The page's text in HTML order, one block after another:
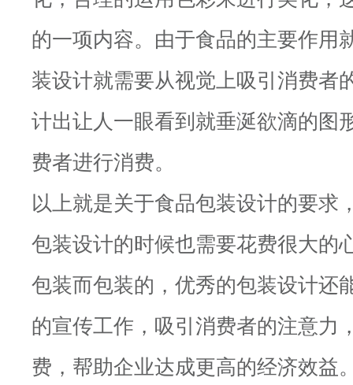
的一项内容。由于食品的主要作用
装设计就需要从视觉上吸引消费者
计出让人一眼看到就垂涎欲滴的图
费者进行消费。
以上就是关于食品包装设计的要求
包装设计的时候也需要花费很大的
包装而包装的，优秀的包装设计还
的宣传工作，吸引消费者的注意力
费，帮助企业达成更高的经济效益